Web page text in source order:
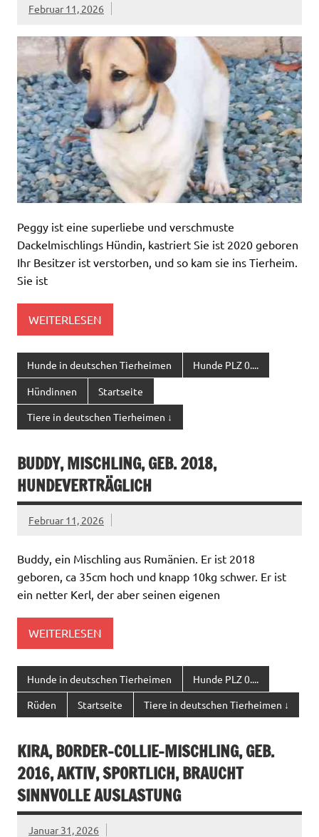
Februar 11, 2026
Peggy ist eine superliebe und verschmuste
Dackelmischlings Hündin, kastriert Sie ist 2020 geboren
Ihr Besitzer ist verstorben, und so kam sie ins Tierheim.
Sie ist
WEITERLESEN
Hunde in deutschen Tierheimen Hunde PLZ 0....
Hündinnen Startseite
Tiere in deutschen Tierheimen ↓
BUDDY, MISCHLING, GEB. 2018,
HUNDEVERTRÄGLICH
Februar 11, 2026
Buddy, ein Mischling aus Rumänien. Er ist 2018
geboren, ca 35cm hoch und knapp 10kg schwer. Er ist
ein netter Kerl, der aber seinen eigenen
WEITERLESEN
Hunde in deutschen Tierheimen Hunde PLZ 0....
Rüden Startseite Tiere in deutschen Tierheimen ↓
KIRA, BORDER-COLLIE-MISCHLING, GEB.
2016, AKTIV, SPORTLICH, BRAUCHT
SINNVOLLE AUSLASTUNG
Januar 31, 2026